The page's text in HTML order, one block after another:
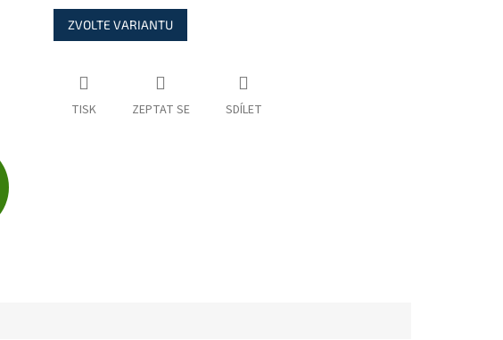
Měrná
cena:
ZVOLTE VARIANTU
TISK ZEPTAT SE SDÍLET